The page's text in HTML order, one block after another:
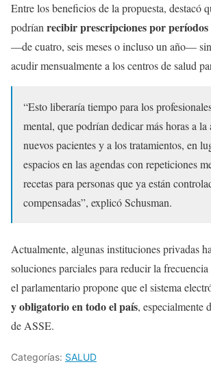
Entre los beneficios de la propuesta, destacó
podríanrecibir prescripciones por
—de cuatro, seis meses o incluso un año—
acudir mensualmente a los centros de salud
“Esto liberaría tiempo para los
mental, que podrían dedicar más horas a la
nuevos pacientes y a los tratamientos, en
espacios en las agendas con repeticiones
recetas para personas que ya están
compensadas”, explicó Schusman.
Actualmente, algunas instituciones privadas
soluciones parciales para reducir la
el parlamentario propone que el sistema
y obligatorio en todo el país, especialmente
de ASSE.
Categorías: SALUD